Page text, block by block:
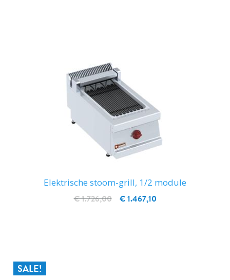
Elektrische stoom-grill, 1/2 module
€ 1.467,10
€ 1.726,00
SALE!